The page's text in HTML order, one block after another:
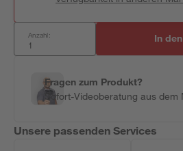
Anzahl: In
Fragen zum Produkt?
Sofort-Videoberatung aus dem
Unsere passenden Services